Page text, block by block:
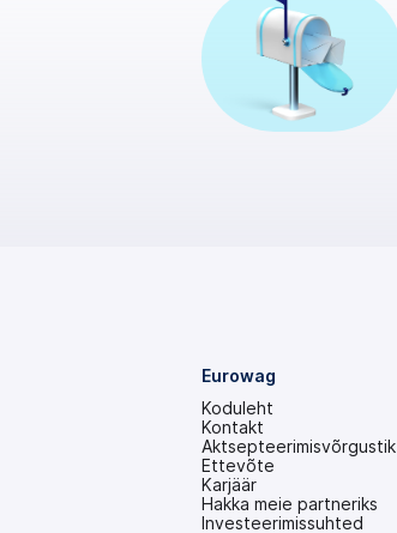
Eurowag
Koduleht
Kontakt
Aktsepteerimisvõrgustik
Ettevõte
Karjäär
Hakka meie partneriks
Investeerimissuhted